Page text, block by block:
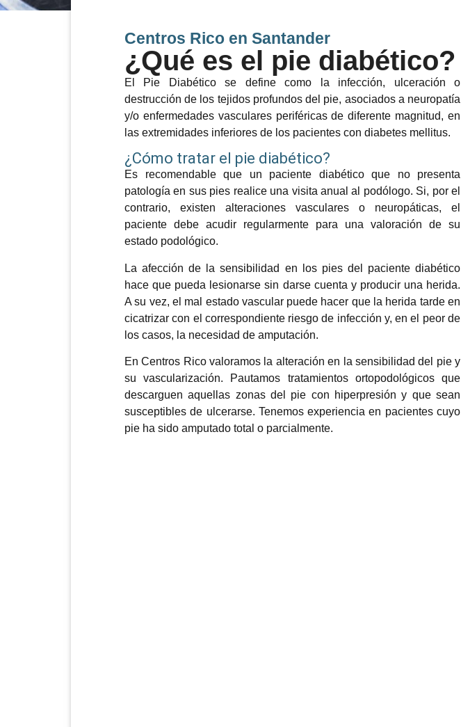
Centros Rico en Santander
¿Qué es el pie diabético?
El Pie Diabético se define como la infección, ulceración o
destrucción de los tejidos profundos del pie, asociados a neuropatía
y/o enfermedades vasculares periféricas de diferente magnitud, en
las extremidades inferiores de los pacientes con diabetes mellitus.
¿Cómo tratar el pie diabético?
Es recomendable que un paciente diabético que no presenta
patología en sus pies realice una visita anual al podólogo. Si, por el
contrario, existen alteraciones vasculares o neuropáticas, el
paciente debe acudir regularmente para una valoración de su
estado podológico.
La afección de la sensibilidad en los pies del paciente diabético
hace que pueda lesionarse sin darse cuenta y producir una herida.
A su vez, el mal estado vascular puede hacer que la herida tarde en
cicatrizar con el correspondiente riesgo de infección y, en el peor de
los casos, la necesidad de amputación.
En Centros Rico valoramos la alteración en la sensibilidad del pie y
su vascularización. Pautamos tratamientos ortopodológicos que
descarguen aquellas zonas del pie con hiperpresión y que sean
susceptibles de ulcerarse. Tenemos experiencia en pacientes cuyo
pie ha sido amputado total o parcialmente.